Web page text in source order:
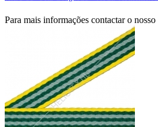
Para mais informações contactar o